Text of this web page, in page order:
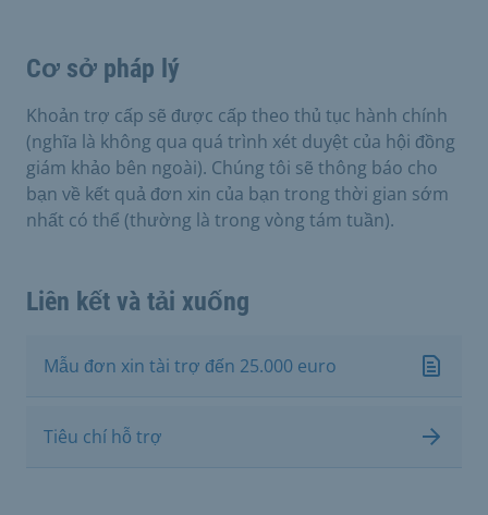
Cơ sở pháp lý
Khoản trợ cấp sẽ được cấp theo thủ tục hành chính
(nghĩa là không qua quá trình xét duyệt của hội đồng
giám khảo bên ngoài). Chúng tôi sẽ thông báo cho
bạn về kết quả đơn xin của bạn trong thời gian sớm
nhất có thể (thường là trong vòng tám tuần).
Liên kết và tải xuống
Mẫu đơn xin tài trợ đến 25.000 euro
Tiêu chí hỗ trợ